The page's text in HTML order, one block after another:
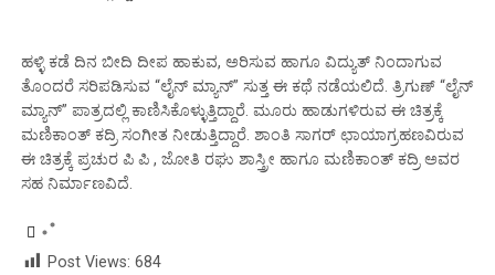
ಹಳ್ಳಿ ಕಡೆ ದಿನ ಬೀದಿ ದೀಪ ಹಾಕುವ, ಅರಿಸುವ ಹಾಗೂ ವಿದ್ಯುತ್ ನಿಂದಾಗುವ
ತೊಂದರೆ ಸರಿಪಡಿಸುವ “ಲೈನ್ ಮ್ಯಾನ್” ಸುತ್ತ ಈ ಕಥೆ ನಡೆಯಲಿದೆ. ತ್ರಿಗುಣ್ “ಲೈನ್
ಮ್ಯಾನ್” ಪಾತ್ರದಲ್ಲಿ ಕಾಣಿಸಿಕೊಳ್ಳುತ್ತಿದ್ದಾರೆ. ಮೂರು ಹಾಡುಗಳಿರುವ ಈ ಚಿತ್ರಕ್ಕೆ
ಮಣಿಕಾಂತ್ ಕದ್ರಿ ಸಂಗೀತ ನೀಡುತ್ತಿದ್ದಾರೆ. ಶಾಂತಿ ಸಾಗರ್ ಛಾಯಾಗ್ರಹಣವಿರುವ
ಈ ಚಿತ್ರಕ್ಕೆ ಪ್ರಚುರ ಪಿ ಪಿ , ಜೋತಿ ರಘು ಶಾಸ್ತ್ರೀ ಹಾಗೂ ಮಣಿಕಾಂತ್ ಕದ್ರಿ ಅವರ
ಸಹ ನಿರ್ಮಾಣವಿದೆ.
Post Views: 684